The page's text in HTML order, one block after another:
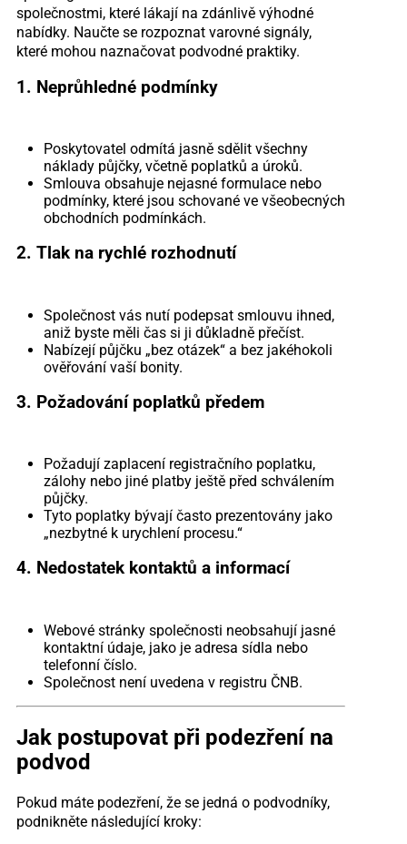
společnostmi, které lákají na zdánlivě výhodné
nabídky. Naučte se rozpoznat varovné signály,
které mohou naznačovat podvodné praktiky.
1. Neprůhledné podmínky
Poskytovatel odmítá jasně sdělit všechny
náklady půjčky, včetně poplatků a úroků.
Smlouva obsahuje nejasné formulace nebo
podmínky, které jsou schované ve všeobecných
obchodních podmínkách.
2. Tlak na rychlé rozhodnutí
Společnost vás nutí podepsat smlouvu ihned,
aniž byste měli čas si ji důkladně přečíst.
Nabízejí půjčku „bez otázek“ a bez jakéhokoli
ověřování vaší bonity.
3. Požadování poplatků předem
Požadují zaplacení registračního poplatku,
zálohy nebo jiné platby ještě před schválením
půjčky.
Tyto poplatky bývají často prezentovány jako
„nezbytné k urychlení procesu.“
4. Nedostatek kontaktů a informací
Webové stránky společnosti neobsahují jasné
kontaktní údaje, jako je adresa sídla nebo
telefonní číslo.
Společnost není uvedena v registru ČNB.
Jak postupovat při podezření na
podvod
Pokud máte podezření, že se jedná o podvodníky,
podnikněte následující kroky: